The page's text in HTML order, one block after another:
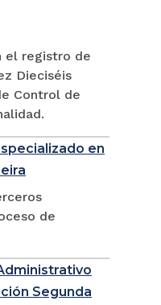
el registro de
Dieciséis
Control de
en
de
Segunda